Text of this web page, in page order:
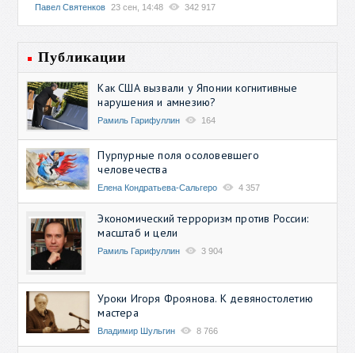
Павел Святенков 23 сен, 14:48 342 917
Публикации
Как США вызвали у Японии когнитивные
нарушения и амнезию?
Рамиль Гарифуллин 164
Пурпурные поля осоловевшего
человечества
Елена Кондратьева-Сальгеро 4 357
Экономический терроризм против России:
масштаб и цели
Рамиль Гарифуллин 3 904
Уроки Игоря Фроянова. К девяностолетию
мастера
Владимир Шульгин 8 766